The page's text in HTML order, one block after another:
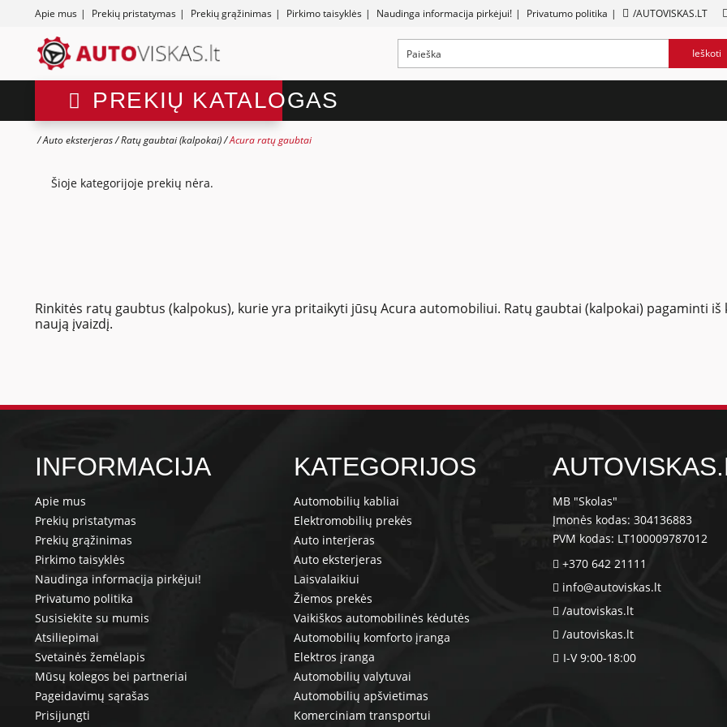
Apie mus | Prekių pristatymas | Prekių grąžinimas | Pirkimo taisyklės | Naudinga informacija pirkėjui! | Privatumo politika | /AUTOVISKAS.LT
Ieškoti
PREKIŲ KATALOGAS
Auto eksterjeras Ratų gaubtai (kalpokai) Acura ratų gaubtai
Šioje kategorijoje prekių nėra.
Rinkitės ratų gaubtus (kalpokus), kurie yra pritaikyti jūsų Acura automobiliui. Ratų gaubtai (kalpokai) pagaminti
naują įvaizdį.
INFORMACIJA
Apie mus
Prekių pristatymas
Prekių grąžinimas
Pirkimo taisyklės
Naudinga informacija pirkėjui!
Privatumo politika
Susisiekite su mumis
Atsiliepimai
Svetainės žemėlapis
Mūsų kolegos bei partneriai
Pageidavimų sąrašas
Prisijungti
KATEGORIJOS
Automobilių kabliai
Elektromobilių prekės
Auto interjeras
Auto eksterjeras
Laisvalaikiui
Žiemos prekės
Vaikiškos automobilinės kėdutės
Automobilių komforto įranga
Elektros įranga
Automobilių valytuvai
Automobilių apšvietimas
Komerciniam transportui
MB "Skolas"
Įmonės kodas: 304136883
PVM kodas: LT100009787012
+370 642 21111
info@autoviskas.lt
/autoviskas.lt
/autoviskas.lt
I-V 9:00-18:00